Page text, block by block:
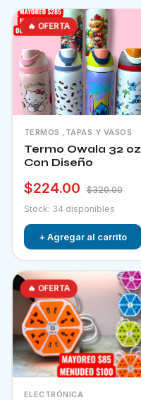
🔥 OFERTA
TERMOS ,TAPAS Y VASOS
Termo Owala 32 oz
Con Diseño
$224.00
$320.00
Stock: 34 disponibles
+ Agregar al carrito
🔥 OFERTA
ELECTRÓNICA